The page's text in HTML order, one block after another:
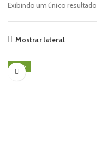
Exibindo um único resultado
Mostrar lateral
-50%